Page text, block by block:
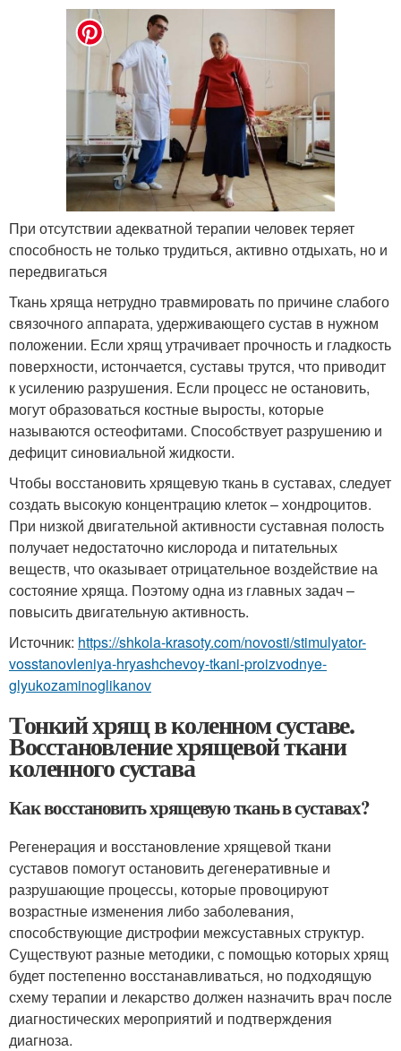
При отсутствии адекватной терапии человек теряет
способность не только трудиться, активно отдыхать, но и
передвигаться
Ткань хряща нетрудно травмировать по причине слабого
связочного аппарата, удерживающего сустав в нужном
положении. Если хрящ утрачивает прочность и гладкость
поверхности, истончается, суставы трутся, что приводит
к усилению разрушения. Если процесс не остановить,
могут образоваться костные выросты, которые
называются остеофитами. Способствует разрушению и
дефицит синовиальной жидкости.
Чтобы восстановить хрящевую ткань в суставах, следует
создать высокую концентрацию клеток – хондроцитов.
При низкой двигательной активности суставная полость
получает недостаточно кислорода и питательных
веществ, что оказывает отрицательное воздействие на
состояние хряща. Поэтому одна из главных задач –
повысить двигательную активность.
Источник: https://shkola-krasoty.com/novosti/stimulyator-
vosstanovleniya-hryashchevoy-tkani-proizvodnye-
glyukozaminoglikanov
Тонкий хрящ в коленном суставе.
Восстановление хрящевой ткани
коленного сустава
Как восстановить хрящевую ткань в суставах?
Регенерация и восстановление хрящевой ткани
суставов помогут остановить дегенеративные и
разрушающие процессы, которые провоцируют
возрастные изменения либо заболевания,
способствующие дистрофии межсуставных структур.
Существуют разные методики, с помощью которых хрящ
будет постепенно восстанавливаться, но подходящую
схему терапии и лекарство должен назначить врач после
диагностических мероприятий и подтверждения
диагноза.